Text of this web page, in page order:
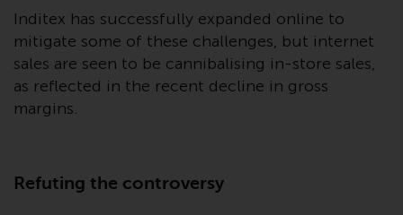
mit einem hohen Risiko
verbunden sein. Unterschiedliche
Arten von Fonds oder Anlagen
weisen unterschiedliche
Risikograde auf.
Änderungen am Inhalt
Inditex has successfully expanded online to
mitigate some of these challenges, but internet
sales are seen to be cannibalising in-store sales,
as reflected in the recent decline in gross
margins.
Refuting the controversy